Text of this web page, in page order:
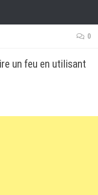
0
un feu en utilisant